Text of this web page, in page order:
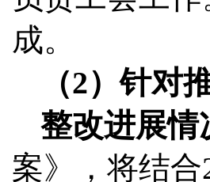
成。
（2）针对
整改进展情
案》，将结